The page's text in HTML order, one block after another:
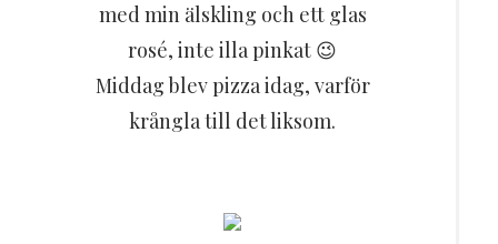
med min älskling och ett glas
rosé, inte illa pinkat 😉
Middag blev pizza idag, varför
krångla till det liksom.